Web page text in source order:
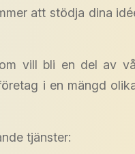
att stödja dina
vill bli en del av
i en mängd
tjänster: